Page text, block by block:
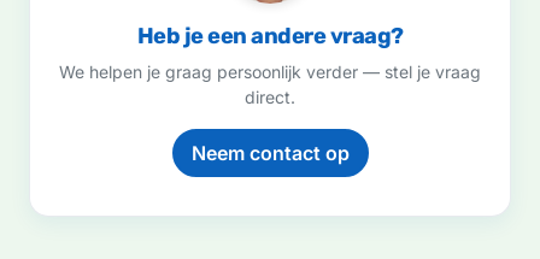
Heb je een andere vraag?
We helpen je graag persoonlijk verder — stel je vraag
direct.
Neem contact op